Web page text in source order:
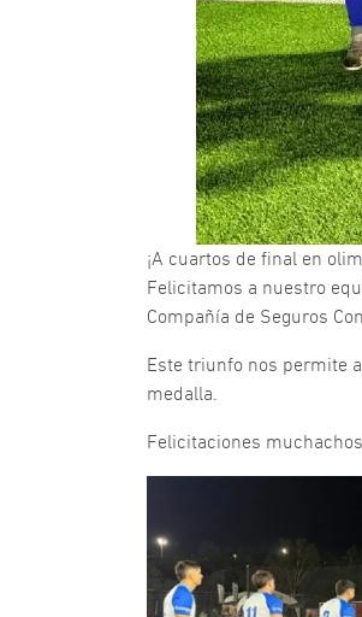
¡A cuartos de final en
Felicitamos a nuestro
Compañía de Seguros
Este triunfo nos permite
medalla.
Felicitaciones